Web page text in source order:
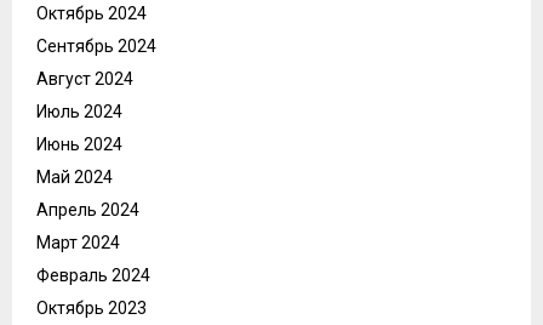
Октябрь 2024
Сентябрь 2024
Август 2024
Июль 2024
Июнь 2024
Май 2024
Апрель 2024
Март 2024
Февраль 2024
Октябрь 2023